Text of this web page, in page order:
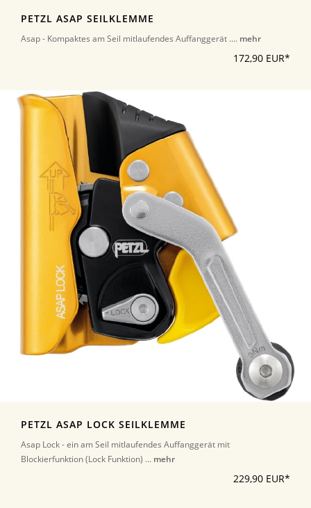
PETZL ASAP SEILKLEMME
Asap - Kompaktes am Seil mitlaufendes Auffanggerät .... mehr
172,90 EUR*
PETZL ASAP LOCK SEILKLEMME
Asap Lock - ein am Seil mitlaufendes Auffanggerät mit
Blockierfunktion (Lock Funktion) ... mehr
229,90 EUR*